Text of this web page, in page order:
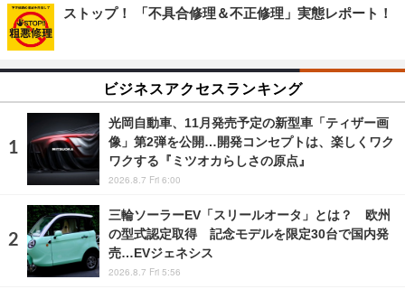
ストップ！ 「不具合修理＆不正修理」実態レポート！
ビジネスアクセスランキング
光岡自動車、11月発売予定の新型車「ティザー画
像」第2弾を公開…開発コンセプトは、楽しくワク
ワクする『ミツオカらしさの原点』
2026.8.7 Fri 6:00
三輪ソーラーEV「スリールオータ」とは？ 欧州
の型式認定取得 記念モデルを限定30台で国内発
売…EVジェネシス
2026.8.7 Fri 5:56